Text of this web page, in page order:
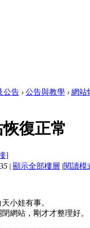
公告 › 公告與教學 › 網站
復正常
]
| 顯示全部樓層 |閱讀模
小娃有事。
網站，剛才才整理好。